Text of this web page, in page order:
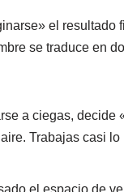
el resultado
se traduce en
a ciegas, decide
Trabajas casi lo
el espacio de